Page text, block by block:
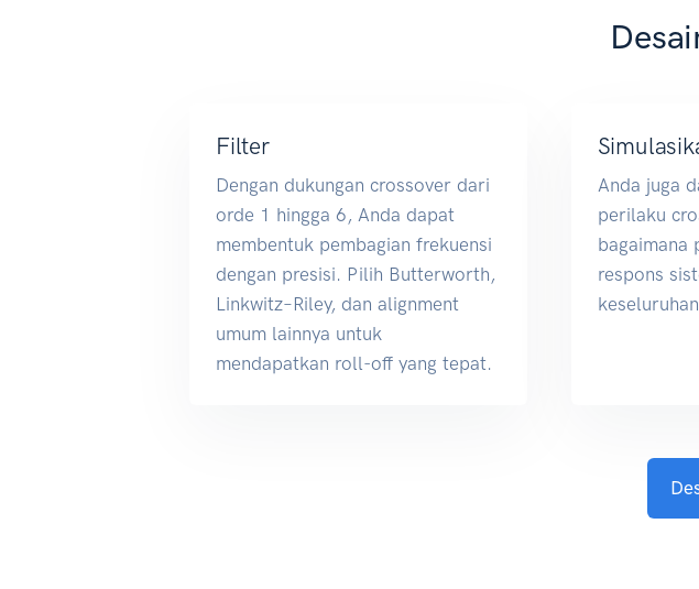
Filter
Dengan dukungan crossover dari
orde 1 hingga 6, Anda dapat
membentuk pembagian frekuensi
dengan presisi. Pilih Butterworth,
Linkwitz–Riley, dan alignment
umum lainnya untuk
mendapatkan roll-off yang tepat.
Anda juga
perilaku
bagaimana
respons